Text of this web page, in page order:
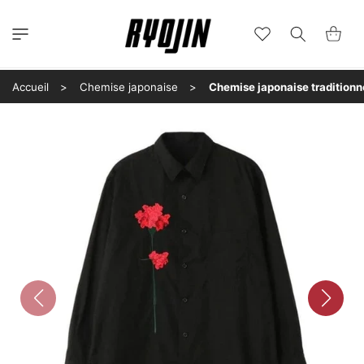
au
contenu
Wishlist Panier
Accueil Chemise japonaise Chemise japonaise